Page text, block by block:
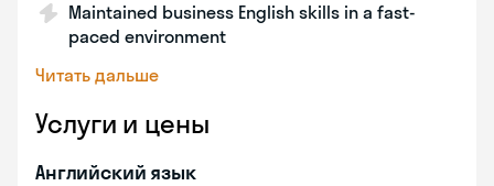
Maintained business English skills in a fast-
paced environment
Читать дальше
Услуги и цены
Английский язык